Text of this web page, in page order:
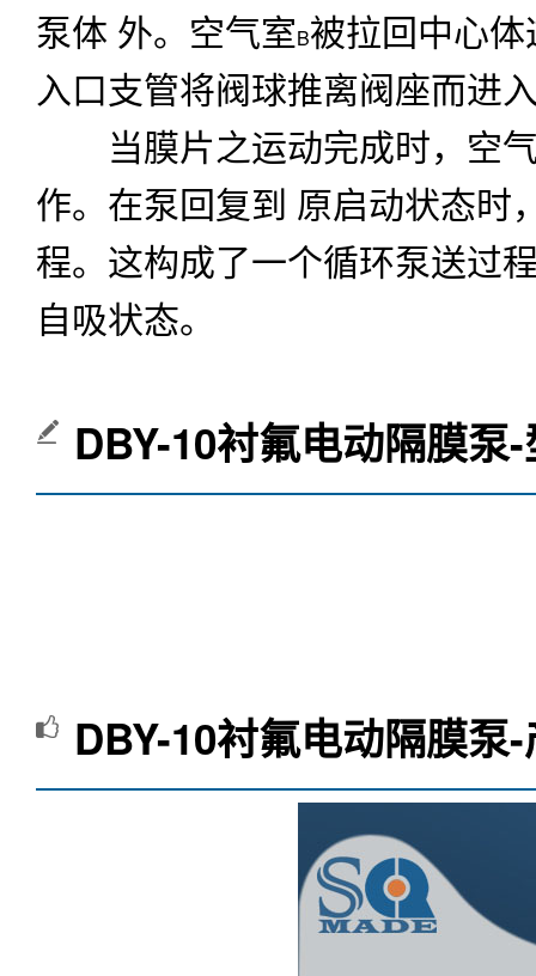
泵体 外。空气室B被拉回中心
入口支管将阀球推离阀座而进
当膜片之运动完成时，空气
作。在泵回复到 原启动状态时
程。这构成了一个循环泵送过
自吸状态。
DBY-10衬氟电动隔膜泵
DBY-10衬氟电动隔膜泵